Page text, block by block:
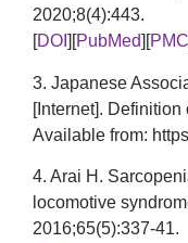
2020;8(4):443.
[DOI ][PubMed][PMC
3. Japanese
[Internet].
Available from:
4. Arai H.
locomotive
2016;65(5):337-41.